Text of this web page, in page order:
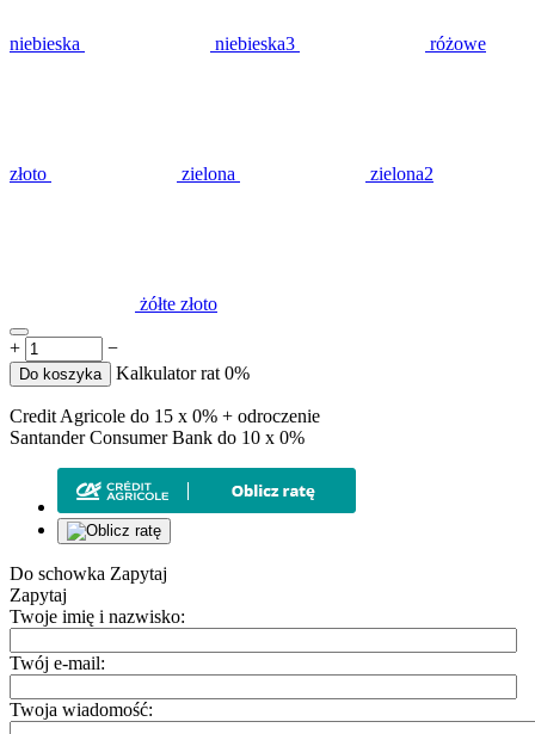
niebieska niebieska3 różowe
złoto zielona zielona2
żółte złoto
+ −
Do koszyka Kalkulator rat 0%
Credit Agricole do 15 x 0% + odroczenie
Santander Consumer Bank do 10 x 0%
Do schowka Zapytaj
Zapytaj
Twoje imię i nazwisko:
Twój e-mail:
Twoja wiadomość: